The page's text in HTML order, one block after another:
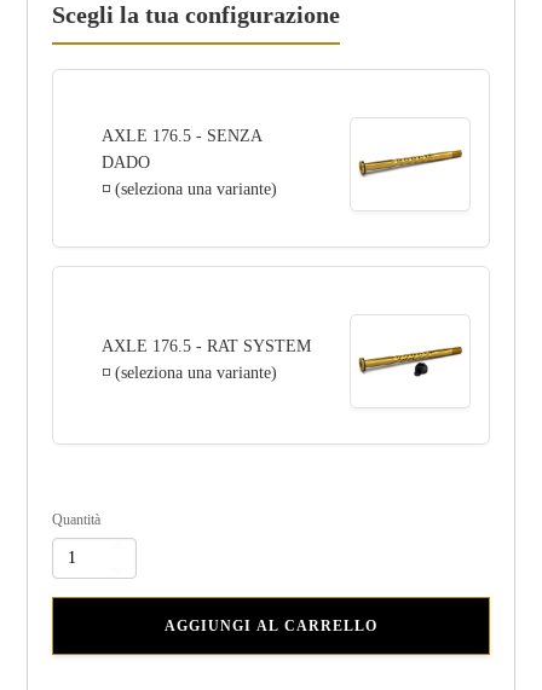
Scegli la tua configurazione
AXLE 176.5 - SENZA
DADO
◽ (seleziona una variante)
AXLE 176.5 - RAT SYSTEM
◽ (seleziona una variante)
Quantità
AGGIUNGI AL CARRELLO